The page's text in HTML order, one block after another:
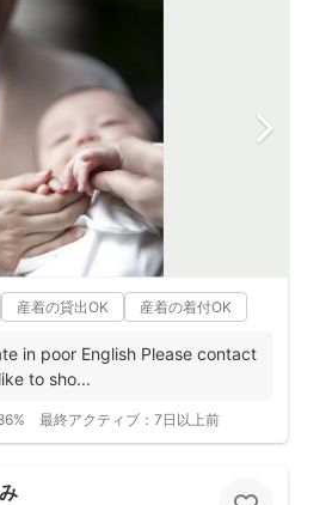
産着の貸出OK 産着の着付OK
in poor English Please contact
to sho...
最終アクティブ： 7日以上前